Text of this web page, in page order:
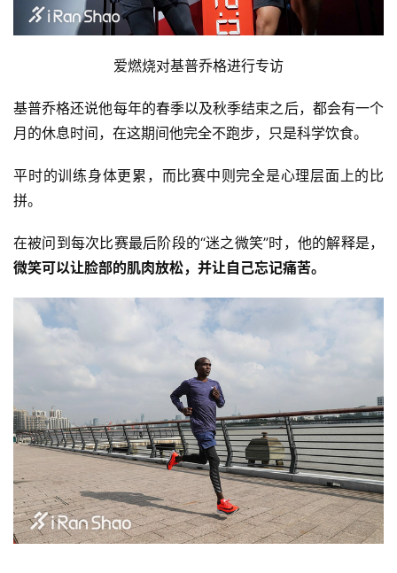
爱燃烧对基普乔格进行专访
基普乔格还说他每年的春季以及秋季结束之后，都会有一个
月的休息时间，在这期间他完全不跑步，只是科学饮食。
平时的训练身体更累，而比赛中则完全是心理层面上的比
拼。
在被问到每次比赛最后阶段的“迷之微笑”时，他的解释是，
微笑可以让脸部的肌肉放松，并让自己忘记痛苦。